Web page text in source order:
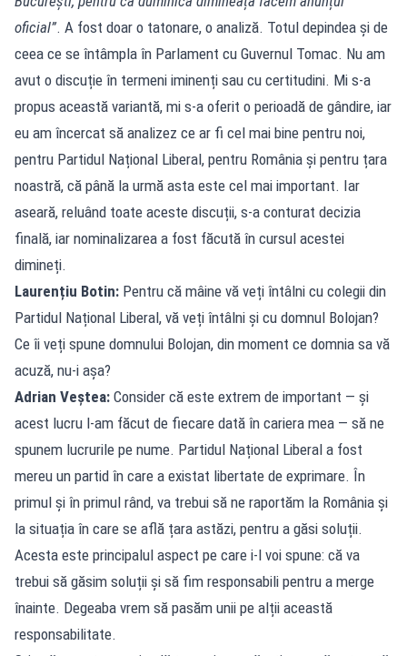
oficial”. A fost doar o tatonare, o analiză. Totul depindea și de
ceea ce se întâmpla în Parlament cu Guvernul Tomac. Nu am
avut o discuție în termeni iminenți sau cu certitudini. Mi s-a
propus această variantă, mi s-a oferit o perioadă de gândire, iar
eu am încercat să analizez ce ar fi cel mai bine pentru noi,
pentru Partidul Național Liberal, pentru România și pentru țara
noastră, că până la urmă asta este cel mai important. Iar
aseară, reluând toate aceste discuții, s-a conturat decizia
finală, iar nominalizarea a fost făcută în cursul acestei
dimineți.
Laurențiu Botin: Pentru că mâine vă veți întâlni cu colegii din
Partidul Național Liberal, vă veți întâlni și cu domnul Bolojan?
Ce îi veți spune domnului Bolojan, din moment ce domnia sa vă
acuză, nu-i așa?
Adrian Veștea: Consider că este extrem de important — și
acest lucru l-am făcut de fiecare dată în cariera mea — să ne
spunem lucrurile pe nume. Partidul Național Liberal a fost
mereu un partid în care a existat libertate de exprimare. În
primul și în primul rând, va trebui să ne raportăm la România și
la situația în care se află țara astăzi, pentru a găsi soluții.
Acesta este principalul aspect pe care i-l voi spune: că va
trebui să găsim soluții și să fim responsabili pentru a merge
înainte. Degeaba vrem să pasăm unii pe alții această
responsabilitate.